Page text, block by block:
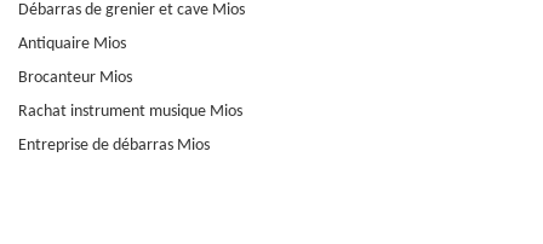
Débarras de grenier et cave Mios
Antiquaire Mios
Brocanteur Mios
Rachat instrument musique Mios
Entreprise de débarras Mios